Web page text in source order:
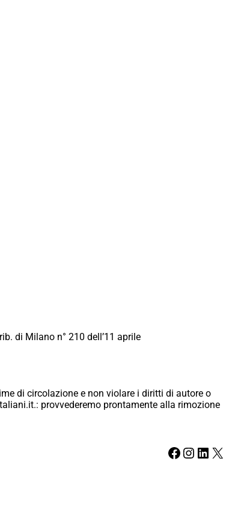
di Milano n° 210 dell’11 aprile
di circolazione e non violare i diritti di autore o
provvederemo prontamente alla rimozione
Facebook Instagram LinkedIn X